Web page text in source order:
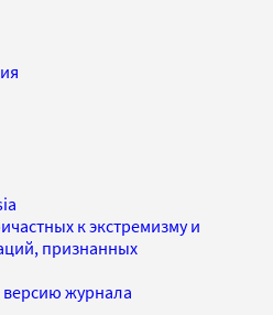
к экстремизму и
признанных
журнала